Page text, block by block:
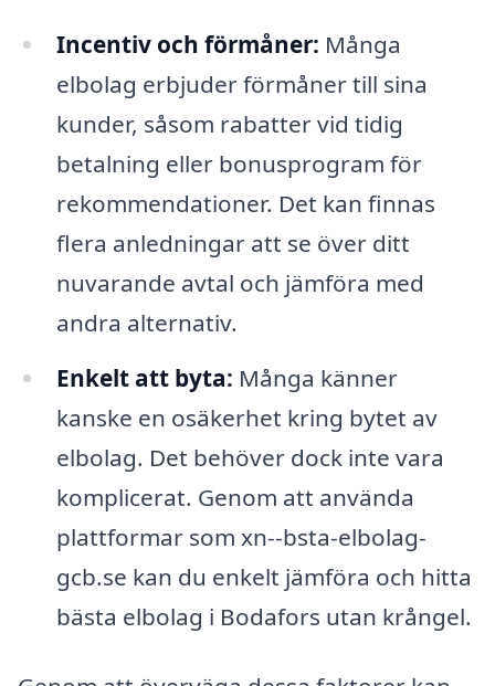
Incentiv och förmåner: Många
elbolag erbjuder förmåner till sina
kunder, såsom rabatter vid tidig
betalning eller bonusprogram för
rekommendationer. Det kan finnas
flera anledningar att se över ditt
nuvarande avtal och jämföra med
andra alternativ.
Enkelt att byta: Många känner
kanske en osäkerhet kring bytet av
elbolag. Det behöver dock inte vara
komplicerat. Genom att använda
plattformar som xn--bsta-elbolag-
gcb.se kan du enkelt jämföra och hitta
bästa elbolag i Bodafors utan krångel.